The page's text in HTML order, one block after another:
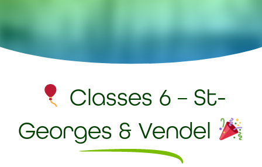
Classes 6 – St-
Georges & Vendel